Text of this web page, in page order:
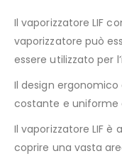
Il vaporizzatore LIF
vaporizzatore può
essere utilizzato per
Il design
costante e uniforme
Il vaporizzatore LIF
coprire una vasta